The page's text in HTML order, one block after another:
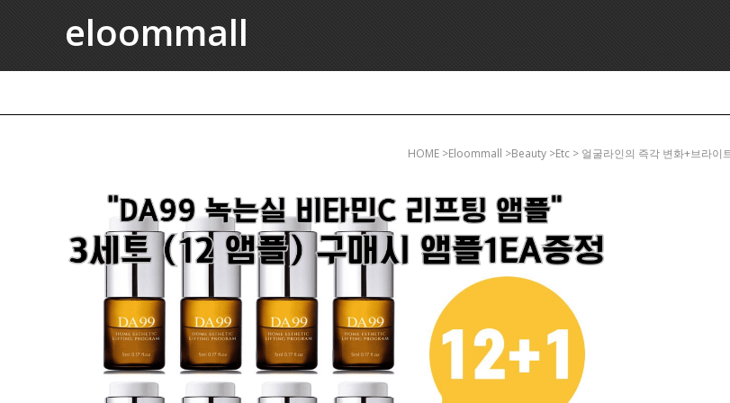
eloommall
HOME >eloommall >beauty >etc > 얼굴라인의 즉각 변화+브라이